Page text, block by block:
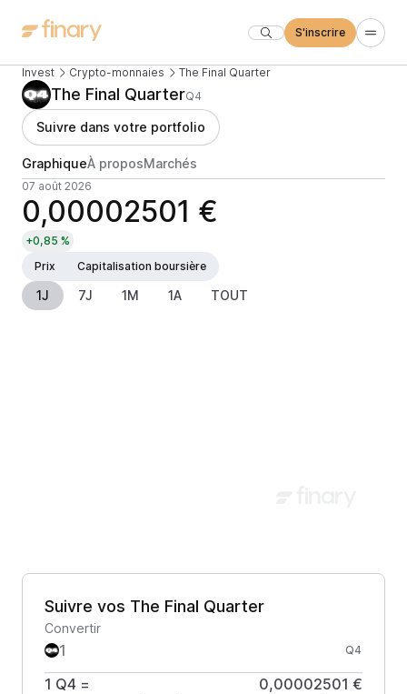
S'inscrire
Invest Crypto-monnaies The Final Quarter
The Final QuarterQ4
Suivre dans votre portfolio
GraphiqueÀ proposMarchés
07 août 2026
0,00002501 €
+0,85 %
Prix
Capitalisation boursière
1J 7J 1M 1A TOUT
Suivre vos The Final Quarter
Convertir
Q4
1 Q4 = 0,00002501 €